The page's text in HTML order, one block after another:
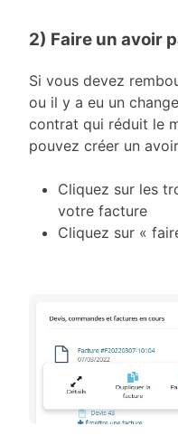
2) Faire un avoir
Si vous devez
ou il y a eu un
contrat qui réduit le
pouvez créer un
Cliquez sur les
votre facture
Cliquez sur «